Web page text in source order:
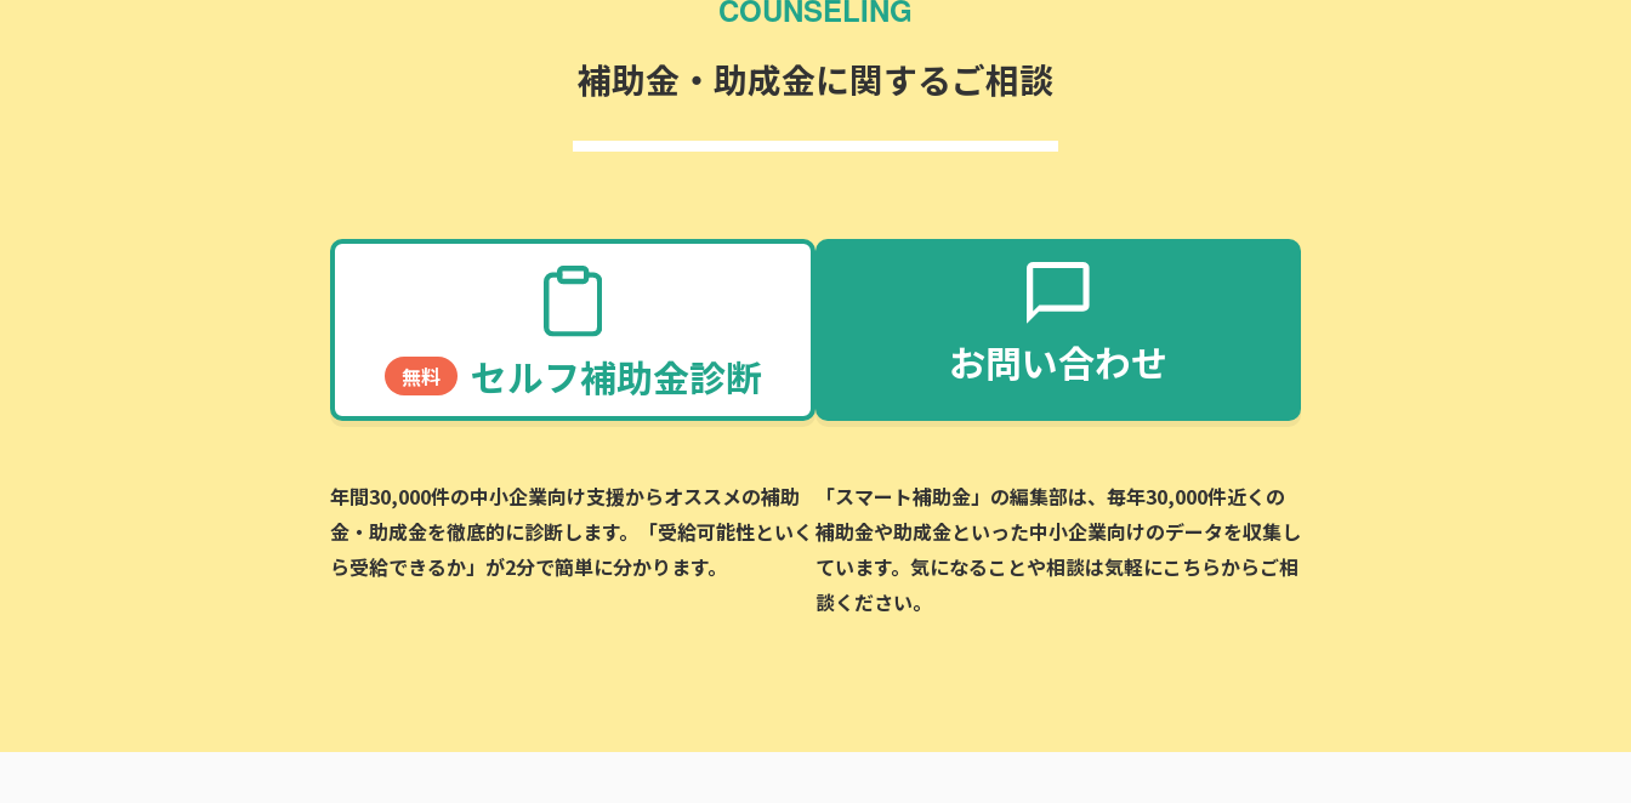
COUNSELING
補助金・助成金に関するご相談
無料 セルフ補助金診断
年間30,000件の中小企業向け支援からオススメの補助
金・助成金を徹底的に診断します。「受給可能性といく
ら受給できるか」が2分で簡単に分かります。
お問い合わせ
「スマート補助金」の編集部は、毎年30,000件近くの
補助金や助成金といった中小企業向けのデータを収集し
ています。気になることや相談は気軽にこちらからご相
談ください。